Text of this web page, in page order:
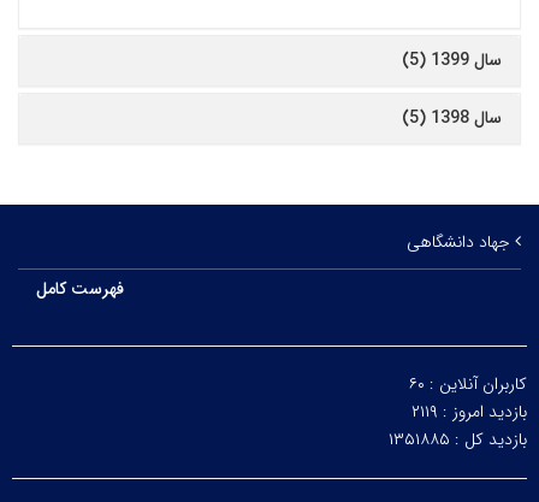
سال 1399 (5)
سال 1398 (5)
جهاد دانشگاهی
فهرست کامل
کاربران آنلاین : ۶۰
بازدید امروز : ۲۱۱۹
بازدید کل : ۱۳۵۱۸۸۵